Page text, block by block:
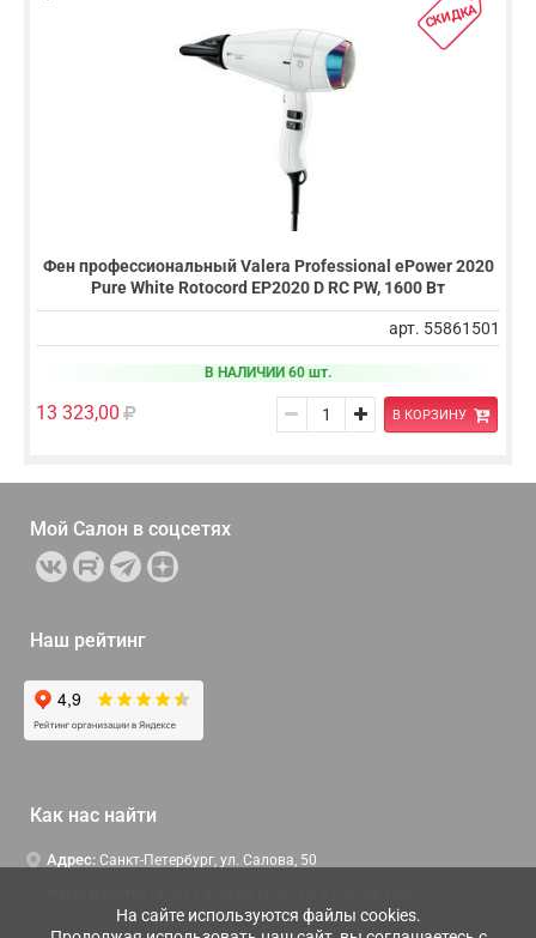
На сайте используются файлы cookies.
СКИДКА
Фен профессиональный Valera Professional ePower 2020
Pure White Rotocord EP2020 D RC PW, 1600 Вт
арт. 55861501
В НАЛИЧИИ 60 шт.
13 323,00 В КОРЗИНУ
Мой Салон в соцсетях
Наш рейтинг
Как нас найти
Адрес: Санкт-Петербург, ул. Салова, 50